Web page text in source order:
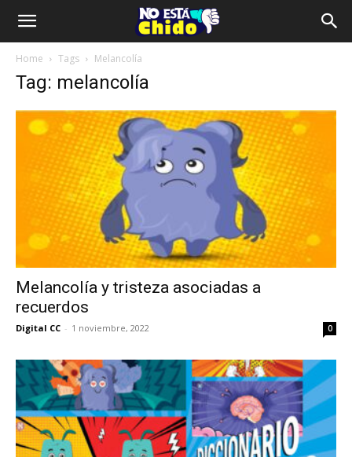
Home Tags Melancolía
Tag: melancolía
Melancolía y tristeza asociadas a
recuerdos
Digital CC - 1 noviembre, 2022 0